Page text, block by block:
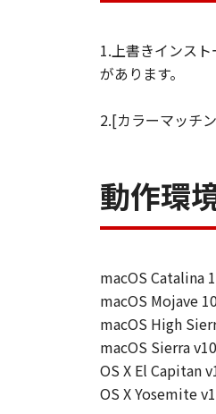
し
店は、
一切し
(2) キ
す。
です。
(3) キ
者との
(4) 以
様の唯
輸出
1.上書きインス
があります。
2.[カラーマッチ
動作環
macOS Catalina
macOS Mojave
macOS High
macOS Sierra
OS X El Capitan
OS X Yosemite